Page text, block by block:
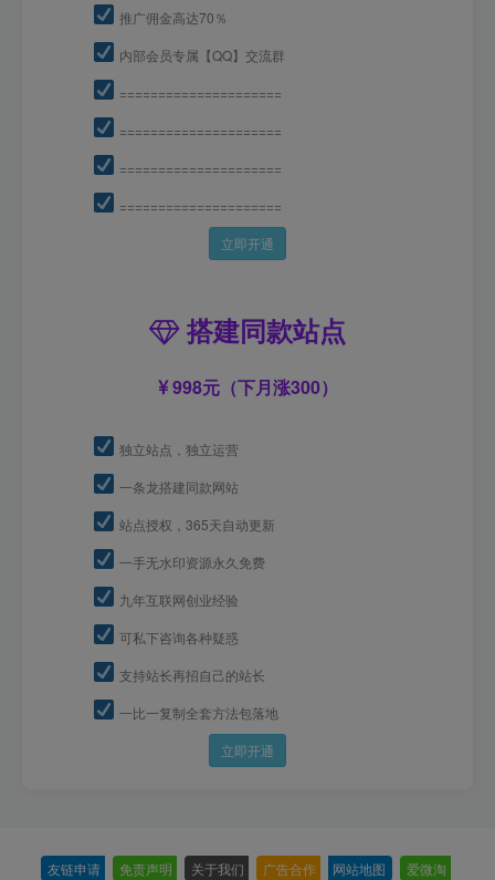
推广佣金高达70％
内部会员专属【QQ】交流群
=====================
=====================
=====================
=====================
立即开通
搭建同款站点
998元（下月涨300）
独立站点，独立运营
一条龙搭建同款网站
站点授权，365天自动更新
一手无水印资源永久免费
九年互联网创业经验
可私下咨询各种疑惑
支持站长再招自己的站长
一比一复制全套方法包落地
立即开通
友链申请 免责声明 关于我们 广告合作 网站地图 爱微淘